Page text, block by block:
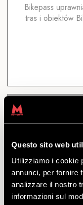
Questo sito web
Utilizziamo i cookie
annunci, per fornire
analizzare il nostro
informazioni sul
Bikepass
tras i obiektów